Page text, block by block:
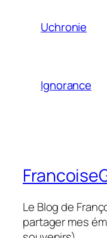
Uchronie
Ignorance
Le Blog de
partager mes